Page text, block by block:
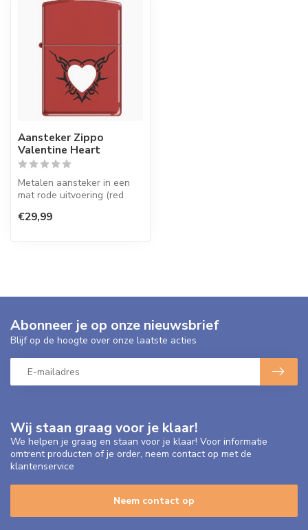
Aansteker Zippo
Valentine Heart
Metalen aansteker in een
mat rode uitvoering (red
€29,99
Wij staan graag voor je klaar!
We helpen je graag en staan voor je klaar! Voor informatie
omtrent producten of je order, neem contact op met de
klantenservice
Neem contact op
Abonneer je op onze nieuwsbrief
Blijf op de hoogte over onze laatste acties